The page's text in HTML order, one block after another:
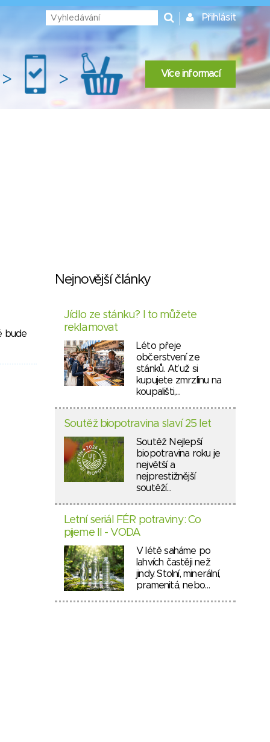
Přihlásit
> > Více informací
bude
Nejnovější články
Jídlo ze stánku? I to můžete
reklamovat
Léto přeje
občerstvení ze
stánků. Ať už si
kupujete zmrzlinu na
koupališti,…
Soutěž biopotravina slaví 25 let
Soutěž Nejlepší
biopotravina roku je
největší a
nejprestižnější
soutěží…
Letní seriál FÉR potraviny: Co
pijeme II - VODA
V létě saháme po
lahvích častěji než
jindy. Stolní, minerální,
pramenitá, nebo…